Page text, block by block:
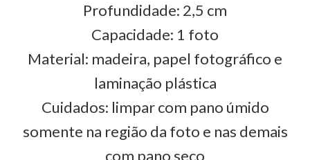
Profundidade: 2,5 cm
Capacidade: 1 foto
Material: madeira, papel fotográfico e
laminação plástica
Cuidados: limpar com pano úmido
somente na região da foto e nas demais
com pano seco